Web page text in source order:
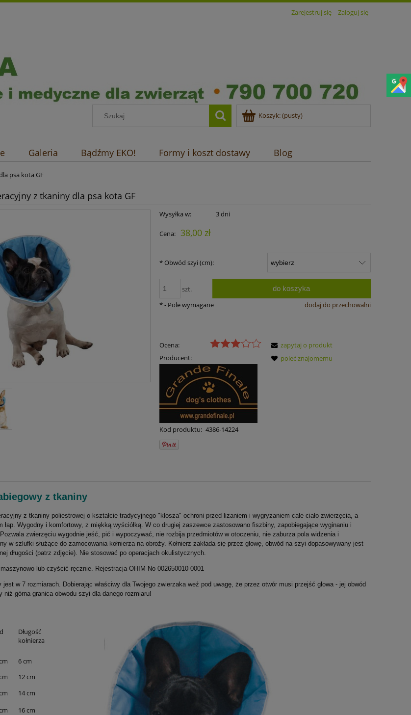
Zarejestruj się Zaloguj się
Koszyk:(pusty)
Galeria Bądźmy EKO! Formy i koszt dostawy
Blog
psa kota GF
z tkaniny dla psa kota GF
Wysyłka w: 3 dni
Cena: 38,00 zł
* Obwód szyi (cm):
szt. do koszyka
dodaj do przechowalni
*- Pole wymagane
Ocena:
Producent:
Kod produktu: 4386-14224
zapytaj o produkt
poleć znajomemu
z tkaniny
z tkaniny poliestrowej o kształcie tradycyjnego "klosza" ochroni przed lizaniem i wygryzaniem całe ciało zwierzęcia, a
łap. Wygodny i komfortowy, z miękką wyściółką. W co drugiej zaszewce zastosowano fiszbiny, zapobiegające wyginaniu i
Pozwala zwierzęciu wygodnie jeść, pić i wypoczywać, nie rozbija przedmiotów w otoczeniu, nie zaburza pola widzenia i
w szlufki służące do zamocowania kołnierza na obroży. Kołnierz zakłada się przez głowę, obwód na szyi dopasowywany jest
długości (patrz zdjęcie). Nie stosować po operacjach okulistycznych.
lub czyścić ręcznie. Rejestracja OHIM No 002650010-0001
jest w 7 rozmiarach. Dobierając właściwy dla Twojego zwierzaka weź pod uwagę, że przez otwór musi przejść głowa - jej obwód
niż górna granica obwodu szyi dla danego rozmiaru!
Długość
kołnierza
6 cm
12 cm
14 cm
16 cm